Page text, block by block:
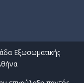
Εξωσωματικής